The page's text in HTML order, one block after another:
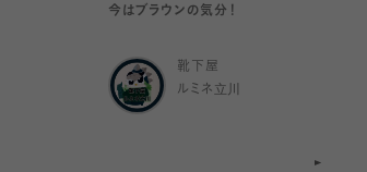
今はブラウンの気分！
靴下屋
ルミネ立川